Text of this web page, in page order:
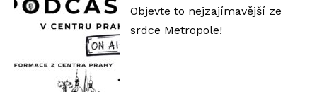
Objevte to nejzajímavější ze
srdce Metropole!